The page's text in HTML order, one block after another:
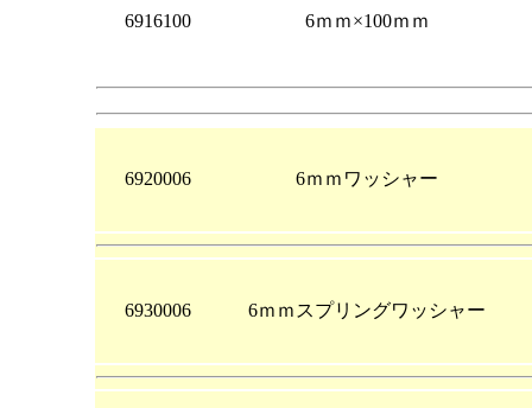
6916100 6ｍｍ×100ｍｍ
6920006 6ｍｍワッシャー
6930006 6ｍｍスプリングワッシャー